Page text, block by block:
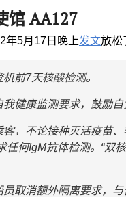
馆 AA127
年5月17日晚上发文放松
机前7天核酸检测。
我健康监测要求，鼓励
客，不论接种灭活疫苗
任何IgM抗体检测。“双
员取消额外隔离要求，